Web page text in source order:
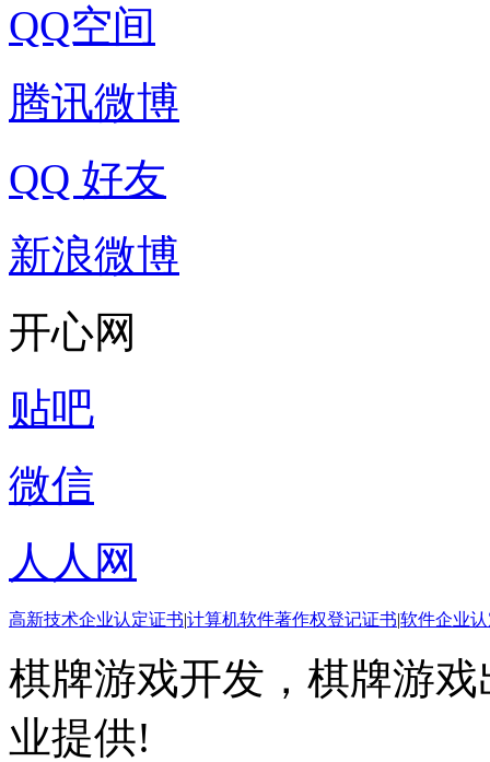
QQ空间
腾讯微博
QQ 好友
新浪微博
开心网
贴吧
微信
人人网
高新技术企业认定证书|计算机软件著作权登记证书|软件企业
棋牌游戏开发，棋牌游
业提供!